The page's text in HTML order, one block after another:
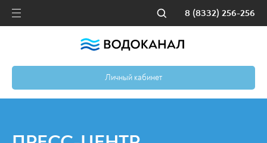
8 (8332) 256-256
Личный кабинет